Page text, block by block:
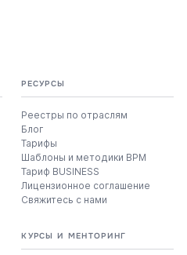
РЕСУРСЫ
Реестры по отраслям
Блог
Тарифы
Шаблоны и методики BPM
Тариф BUSINESS
Лицензионное соглашение
Свяжитесь с нами
КУРСЫ И МЕНТОРИНГ